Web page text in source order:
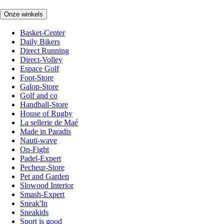
Onze winkels
Basket-Center
Daily Bikers
Direct Running
Direct-Volley
Espace Golf
Foot-Store
Galop-Store
Golf and co
Handball-Store
House of Rugby
La sellerie de Maé
Made in Paradis
Nauti-wave
On-Fight
Padel-Expert
Pecheur-Store
Pet and Garden
Slowood Interior
Smash-Expert
Sneak'In
Sneakids
Sport is good